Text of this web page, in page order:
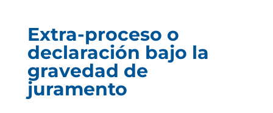
Extra-proceso o
declaración bajo la
gravedad de
juramento